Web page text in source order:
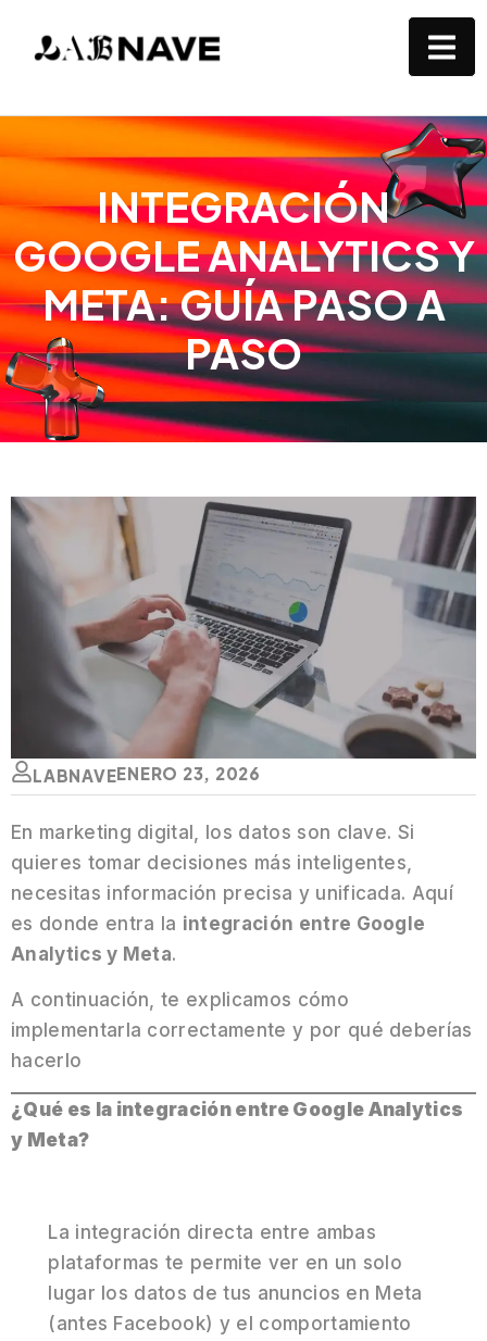
INTEGRACIÓN
GOOGLE ANALYTICS Y
META: GUÍA PASO A
PASO
LABNAVEENERO 23, 2026
En marketing digital, los datos son clave. Si
quieres tomar decisiones más inteligentes,
necesitas información precisa y unificada. Aquí
es donde entra la integración entre Google
Analytics y Meta.
A continuación, te explicamos cómo
implementarla correctamente y por qué deberías
hacerlo
¿Qué es la integración entre Google Analytics
y Meta?
La integración directa entre ambas
plataformas te permite ver en un solo
lugar los datos de tus anuncios en Meta
(antes Facebook) y el comportamiento